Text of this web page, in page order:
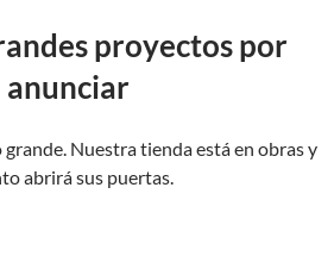
proyectos por
anunciar
grande. Nuestra tienda está en obras y
abrirá sus puertas.